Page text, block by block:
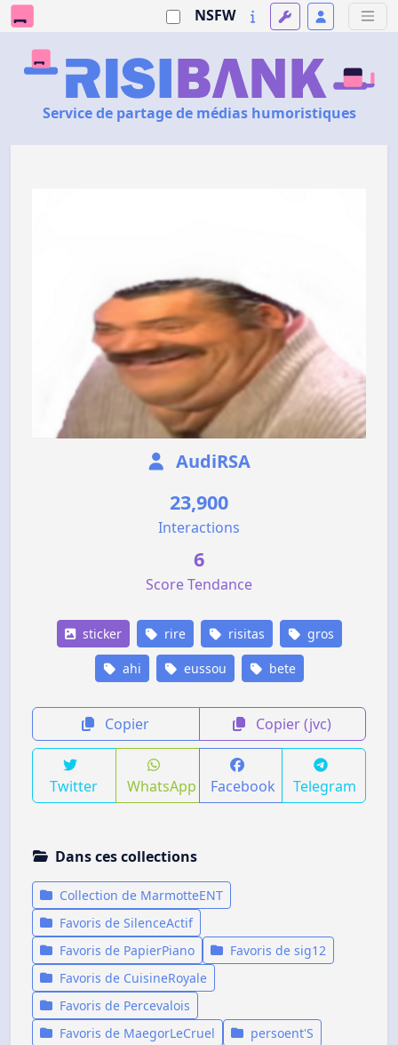
NSFW
Service de partage de médias humoristiques
AudiRSA
23,900
Interactions
6
Score Tendance
sticker rire risitas gros
ahi eussou bete
Copier Copier (jvc)
Twitter WhatsApp Facebook Telegram
Dans ces collections
Collection de MarmotteENT
Favoris de SilenceActif
Favoris de PapierPiano
Favoris de sig12
Favoris de CuisineRoyale
Favoris de Percevalois
Favoris de MaegorLeCruel
persoent'S